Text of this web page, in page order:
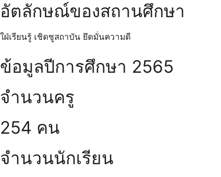
อัตลักษณ์ของสถานศึกษา
ใฝ่เรียนรู้ เชิดชูสถาบัน ยึดมั่นความดี
ข้อมูลปีการศึกษา 2565
จำนวนครู
254 คน
จำนวนนักเรียน